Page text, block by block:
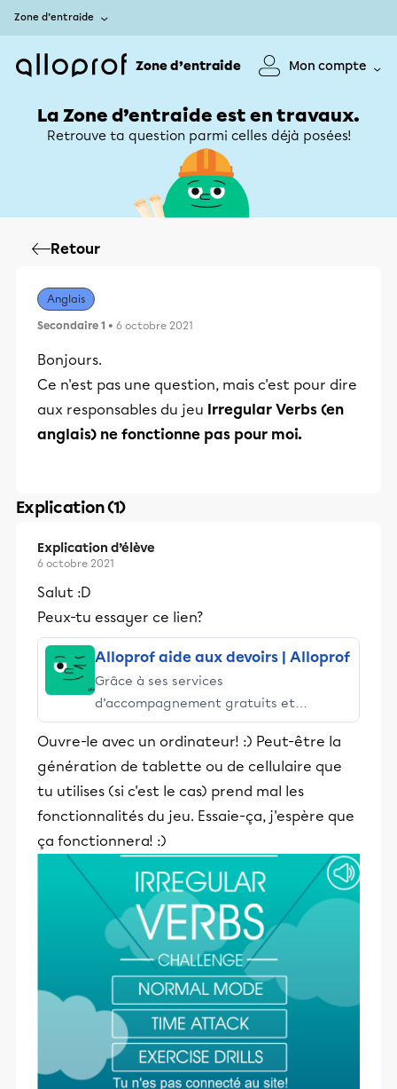
Zone d’entraide
Zone d’entraide Mon compte
La Zone d’entraide est en travaux.
Retrouve ta question parmi celles déjà posées!
Retour
Anglais
Secondaire 1 • 6 octobre 2021
Bonjours.
Ce n'est pas une question, mais c'est pour dire
aux responsables du jeu Irregular Verbs (en
anglais) ne fonctionne pas pour moi.
Explication (1)
Explication d’élève
6 octobre 2021
Salut :D
Peux-tu essayer ce lien?
Alloprof aide aux devoirs | Alloprof
Grâce à ses services
d’accompagnement gratuits et
stimulants, Alloprof engage les élèves
et leurs parents dans la réussite
éducative.
Ouvre-le avec un ordinateur! :) Peut-être la
génération de tablette ou de cellulaire que
tu utilises (si c'est le cas) prend mal les
fonctionnalités du jeu. Essaie-ça, j'espère que
ça fonctionnera! :)